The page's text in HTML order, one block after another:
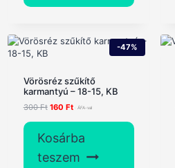
-47%
Vörösréz szűkítő
karmantyú – 18-15, KB
300Ft Original
300 Ft.
160 FtCurrent
160 Ft.
Kosárba
teszem